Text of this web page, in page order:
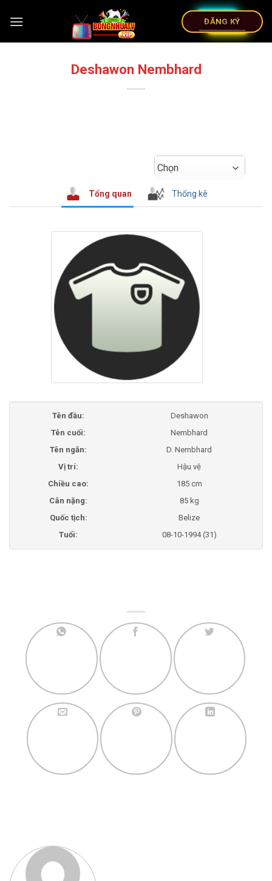
ĐĂNG KÝ
Deshawon Nembhard
Chọn
Tổng quan Thống kê
Tên đầu:
Deshawon
Tên cuối:
Nembhard
Tên ngắn:
D. Nembhard
Vị trí:
Hậu vệ
Chiều cao:
185 cm
Cân nặng:
85 kg
Quốc tịch:
Belize
Tuổi:
08-10-1994 (31)